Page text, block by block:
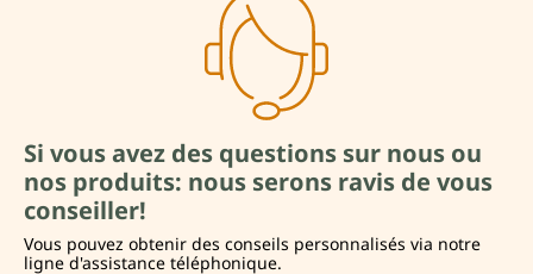
Si vous avez des questions sur nous ou
nos produits: nous serons ravis de vous
conseiller!
Vous pouvez obtenir des conseils personnalisés via notre
ligne d'assistance téléphonique.